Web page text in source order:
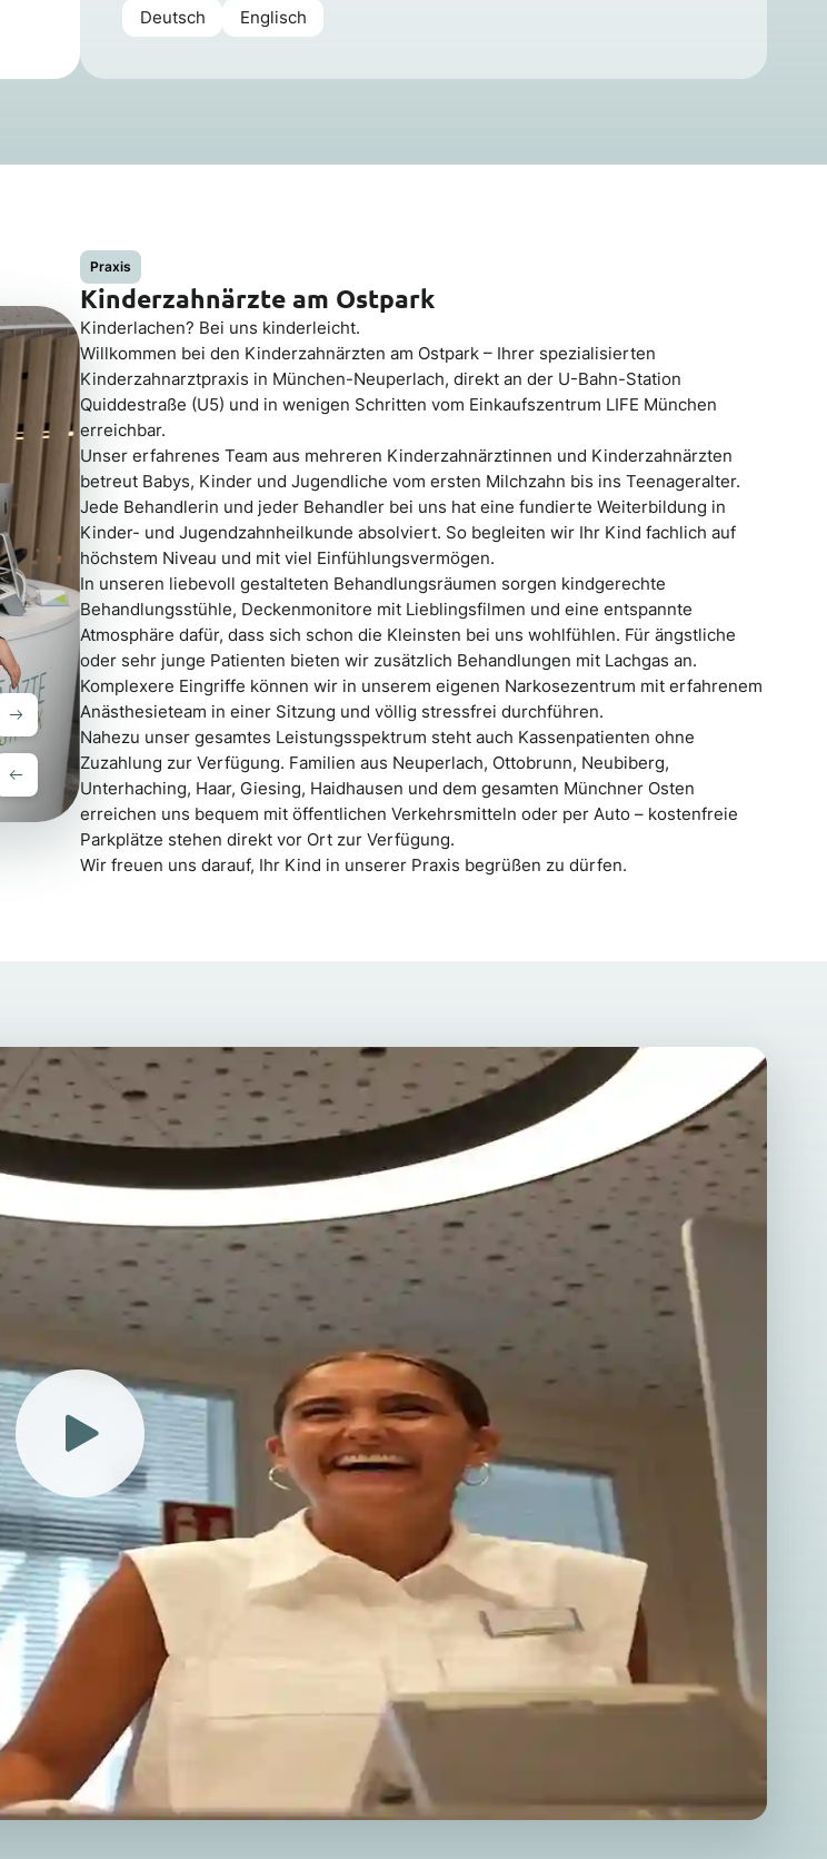
Deutsch Englisch
Praxis
Kinderzahnärzte am Ostpark
Kinderlachen? Bei uns kinderleicht.
Willkommen bei den Kinderzahnärzten am Ostpark – Ihrer spezialisierten
Kinderzahnarztpraxis in München-Neuperlach, direkt an der U-Bahn-Station
Quiddestraße (U5) und in wenigen Schritten vom Einkaufszentrum LIFE München
erreichbar.
Unser erfahrenes Team aus mehreren Kinderzahnärztinnen und Kinderzahnärzten
betreut Babys, Kinder und Jugendliche vom ersten Milchzahn bis ins Teenageralter.
Jede Behandlerin und jeder Behandler bei uns hat eine fundierte Weiterbildung in
Kinder- und Jugendzahnheilkunde absolviert. So begleiten wir Ihr Kind fachlich auf
höchstem Niveau und mit viel Einfühlungsvermögen.
In unseren liebevoll gestalteten Behandlungsräumen sorgen kindgerechte
Behandlungsstühle, Deckenmonitore mit Lieblingsfilmen und eine entspannte
Atmosphäre dafür, dass sich schon die Kleinsten bei uns wohlfühlen. Für ängstliche
oder sehr junge Patienten bieten wir zusätzlich Behandlungen mit Lachgas an.
Komplexere Eingriffe können wir in unserem eigenen Narkosezentrum mit erfahrenem
Anästhesieteam in einer Sitzung und völlig stressfrei durchführen.
Nahezu unser gesamtes Leistungsspektrum steht auch Kassenpatienten ohne
Zuzahlung zur Verfügung. Familien aus Neuperlach, Ottobrunn, Neubiberg,
Unterhaching, Haar, Giesing, Haidhausen und dem gesamten Münchner Osten
erreichen uns bequem mit öffentlichen Verkehrsmitteln oder per Auto – kostenfreie
Parkplätze stehen direkt vor Ort zur Verfügung.
Wir freuen uns darauf, Ihr Kind in unserer Praxis begrüßen zu dürfen.